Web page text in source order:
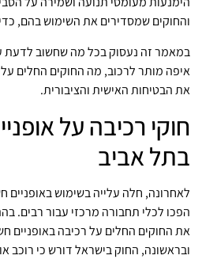
והחוקים שמסדירים את השימוש בהם, כדי
במאמר זה נעסוק בכל מה שחשוב לדעת
איפה מותר לרכוב, מה החוקים החלים על
את הבטיחות האישית והציבורית.
חוקי רכיבה על
בתל אביב
לאחרונה, חלה עלייה בשימוש באופניים
הפכו לכלי תחבורה מרכזי עבור רבים.
את החוקים החלים על רכיבה באופניים
ובראשונה, החוק בישראל דורש כי רוכב